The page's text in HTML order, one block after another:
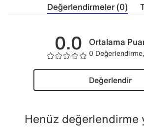
Değerlendirmeler (0)
0.0 Ortalama
0
Değerlendir
Henüz değerlendirme